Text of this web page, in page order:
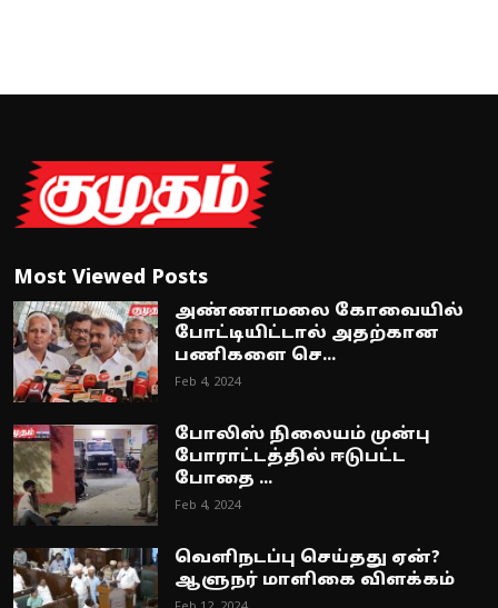
Most Viewed Posts
அண்ணாமலை கோவையில்
போட்டியிட்டால் அதற்கான
பணிகளை செ...
Feb 4, 2024
போலிஸ் நிலையம் முன்பு
போராட்டத்தில் ஈடுபட்ட
போதை ...
Feb 4, 2024
வெளிநடப்பு செய்தது ஏன்?
ஆளுநர் மாளிகை விளக்கம்